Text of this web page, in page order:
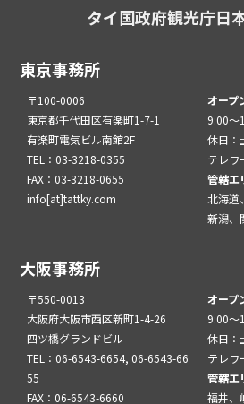
タイ国政府観光庁日
東京事務所
〒100-0006
東京都千代田区有楽町1-7-1
有楽町電気ビル南館2F
TEL：03-3218-0355
FAX：03-3218-0655
info[at]tattky.com
オープ
9:00～
休日：
テレワ
管轄エ
北海道
新潟、
大阪事務所
〒550-0013
大阪府大阪市西区新町1-4-26
四ツ橋グランドビル
TEL：06-6543-6654, 06-6543-66
55
FAX：06-6543-6660
オープ
9:00～
休日：
テレワ
管轄エ
福井、